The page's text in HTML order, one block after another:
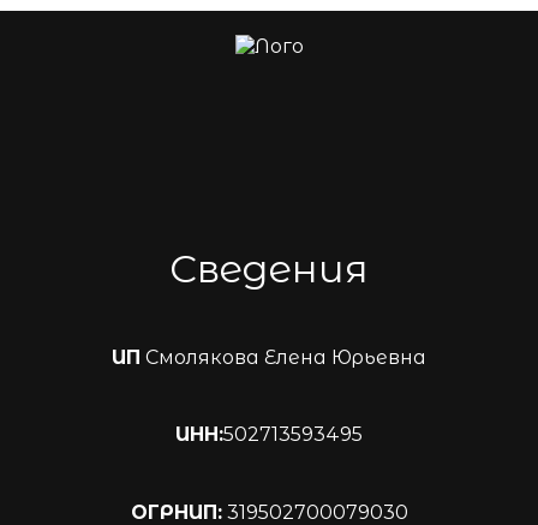
Сведения
ИП Смолякова Елена Юрьевна
ИНН:502713593495
ОГРНИП:319502700079030